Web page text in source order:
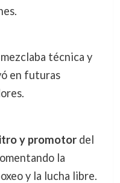
técnica y
en futuras
y promotordel
la
y la lucha libre.